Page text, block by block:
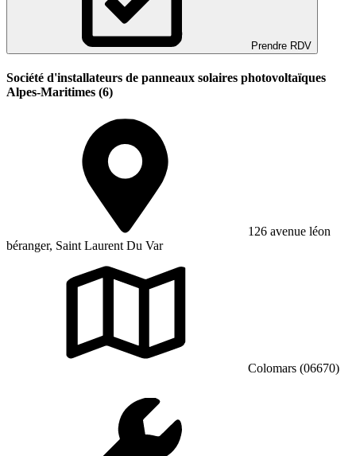
Prendre RDV
Société d'installateurs de panneaux solaires photovoltaïques
Alpes-Maritimes (6)
126 avenue léon
béranger, Saint Laurent Du Var
Colomars (06670)